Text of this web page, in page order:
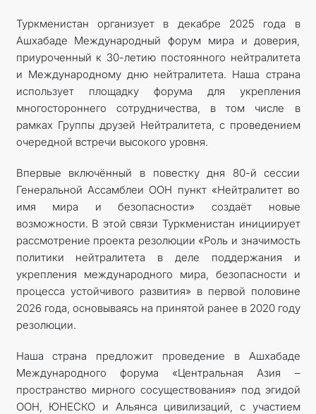
Туркменистан организует в декабре 2025 года в
Ашхабаде Международный форум мира и доверия,
приуроченный к 30-летию постоянного нейтралитета
и Международному дню нейтралитета. Наша страна
использует площадку форума для укрепления
многостороннего сотрудничества, в том числе в
рамках Группы друзей Нейтралитета, с проведением
очередной встречи высокого уровня.
Впервые включённый в повестку дня 80-й сессии
Генеральной Ассамб­леи ООН пункт «Нейтралитет во
имя мира и безопасности» создаёт новые
возможности. В этой связи Туркменистан инициирует
рассмотрение проекта резолюции «Роль и значимость
политики нейтралитета в деле поддержания и
укрепления международного мира, безопасности и
процесса устойчивого развития» в первой половине
2026 года, основываясь на принятой ранее в 2020 году
резолюции.
Наша страна предложит проведение в Ашхабаде
Международного форума «Центральная Азия –
пространство мирного сосуществования» под эгидой
ООН, ЮНЕСКО и Альянса цивилизаций, с участием